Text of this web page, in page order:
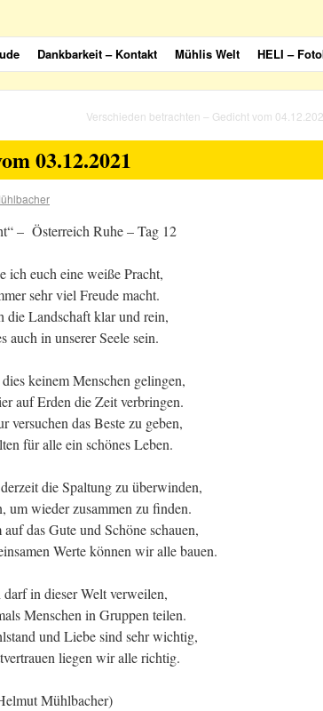
Dankbarkeit – Kontakt Mühlis Welt HELI –
Verschieden betrachten – Gedicht vom
03.12.2021
– Österreich Ruhe – Tag 12
ich euch eine weiße Pracht,
sehr viel Freude macht.
die Landschaft klar und rein,
auch in unserer Seele sein.
keinem Menschen gelingen,
auf Erden die Zeit verbringen.
versuchen das Beste zu geben,
für alle ein schönes Leben.
die Spaltung zu überwinden,
um wieder zusammen zu finden.
das Gute und Schöne schauen,
Werte können wir alle bauen.
darf in dieser Welt verweilen,
Menschen in Gruppen teilen.
und Liebe sind sehr wichtig,
liegen wir alle richtig.
Mühlbacher)